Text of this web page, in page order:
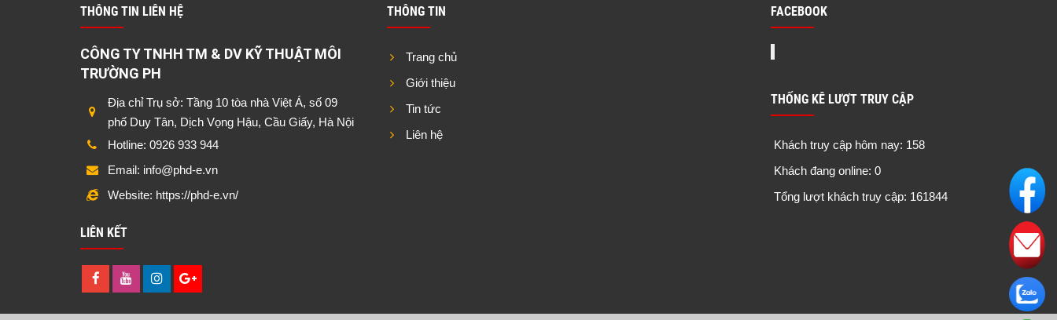
THÔNG TIN LIÊN HỆ
CÔNG TY TNHH TM & DV KỸ THUẬT MÔI
TRƯỜNG PH
Địa chỉ Trụ sở: Tầng 10 tòa nhà Việt Á, số 09
phố Duy Tân, Dịch Vọng Hậu, Cầu Giấy, Hà Nội
Hotline: 0926 933 944
Email: info@phd-e.vn
Website: https://phd-e.vn/
LIÊN KẾT
THÔNG TIN
Trang chủ
Giới thiệu
Tin tức
Liên hệ
FACEBOOK
THỐNG KÊ LƯỢT TRUY CẬP
Khách truy cập hôm nay: 158
Khách đang online: 0
Tổng lượt khách truy cập: 161844